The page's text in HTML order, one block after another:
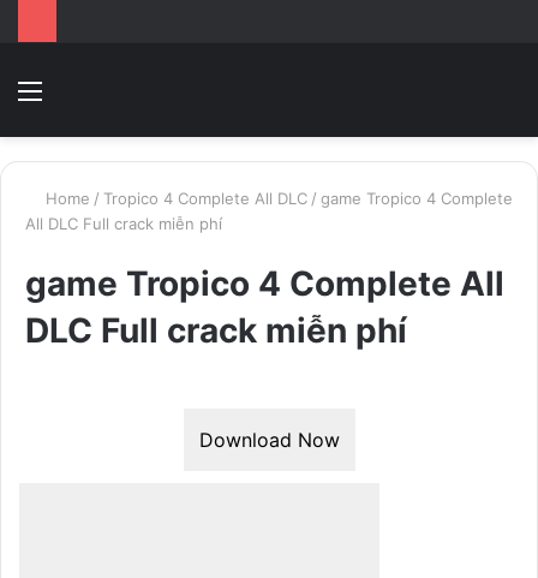
Home / Tropico 4 Complete All DLC / game Tropico 4 Complete
All DLC Full crack miễn phí
game Tropico 4 Complete All
DLC Full crack miễn phí
Download Now